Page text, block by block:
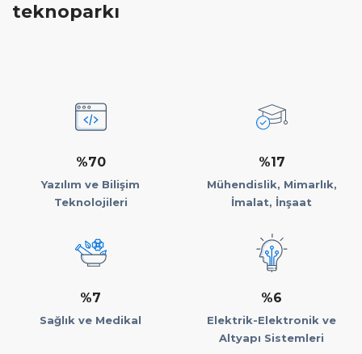
teknoparkı
%70
Yazılım ve Bilişim
Teknolojileri
%17
Mühendislik, Mimarlık,
İmalat, İnşaat
%7
Sağlık ve Medikal
%6
Elektrik-Elektronik ve
Altyapı Sistemleri